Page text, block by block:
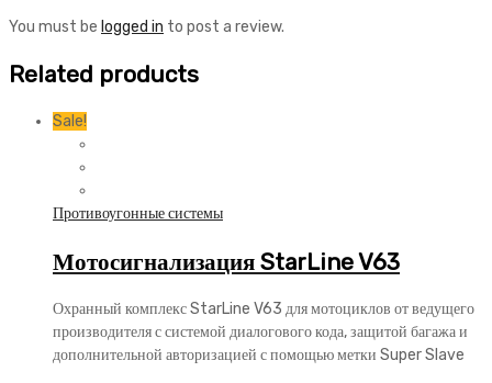
You must be logged in to post a review.
Related products
Sale!
Противоугонные системы
Мотосигнализация StarLine V63
Охранный комплекс StarLine V63 для мотоциклов от ведущего
производителя с системой диалогового кода, защитой багажа и
дополнительной авторизацией с помощью метки Super Slave